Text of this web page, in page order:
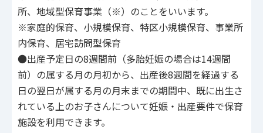
所、地域型保育事業（※）のことをいいます。
※家庭的保育、小規模保育、特区小規模保育、事業所
内保育、居宅訪問型保育
●出産予定日の8週間前（多胎妊娠の場合は14週間
前）の属する月の月初から、出産後8週間を経過する
日の翌日が属する月の月末までの期間中、既に出生さ
れている上のお子さんについて妊娠・出産要件で保育
施設を利用できます。